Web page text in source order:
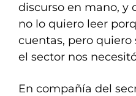
discurso en mano, y
no lo quiero leer
cuentas, pero
el sector nos
En compañía del